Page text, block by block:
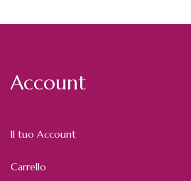
Account
Il tuo Account
Carrello